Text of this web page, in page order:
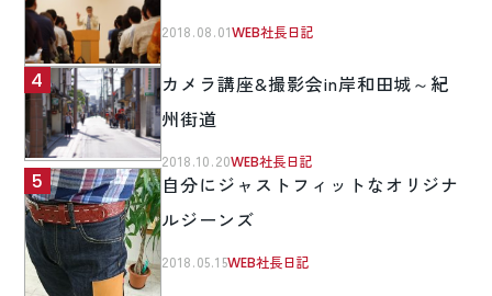
2018.08.01WEB社長日記
カメラ講座&撮影会in岸和田城～紀
州街道
2018.10.20WEB社長日記
自分にジャストフィットなオリジナ
ルジーンズ
2018.05.15WEB社長日記